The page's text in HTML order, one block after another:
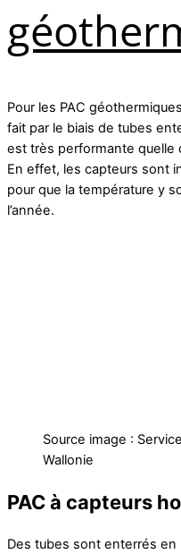
Pour les PAC
fait par le biais de tubes
est très performante quelle
En effet, les capteurs sont
pour que la température y
l’année.
Source image :
Wallonie
PAC à capteurs
Des tubes sont enterrés